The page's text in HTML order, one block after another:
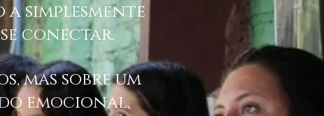
a simplesmente
conectar.
mas sobre um
emocional,